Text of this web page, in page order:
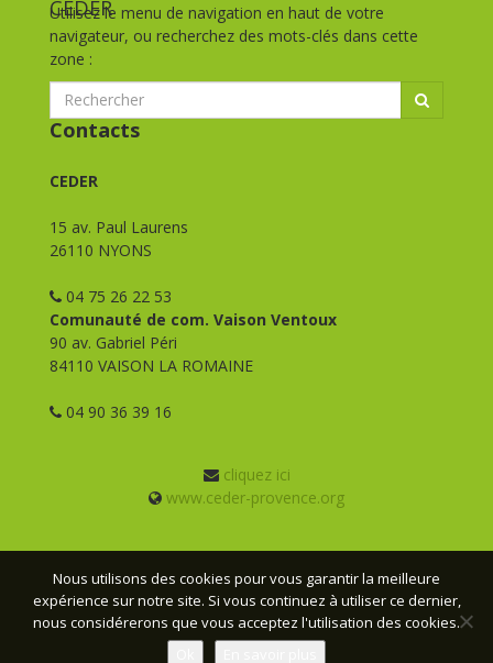
Nous utilisons des cookies pour vous garantir la meilleure
expérience sur notre site. Si vous continuez à utiliser ce dernier,
nous considérerons que vous acceptez l'utilisation des cookies.
Utilisez le menu de navigation en haut de votre
navigateur, ou recherchez des mots-clés dans cette
zone :
Contacts
CEDER
15 av. Paul Laurens
26110 NYONS
04 75 26 22 53
Comunauté de com. Vaison Ventoux
90 av. Gabriel Péri
84110 VAISON LA ROMAINE
04 90 36 39 16
cliquez ici
www.ceder-provence.org
© CEDER Provence - 2026 - Tous droits réservés -Mentions
légales- Conception :Webmas